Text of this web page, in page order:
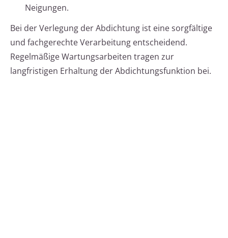
Neigungen.
Bei der Verlegung der Abdichtung ist eine sorgfältige
und fachgerechte Verarbeitung entscheidend.
Regelmäßige Wartungsarbeiten tragen zur
langfristigen Erhaltung der Abdichtungsfunktion bei.